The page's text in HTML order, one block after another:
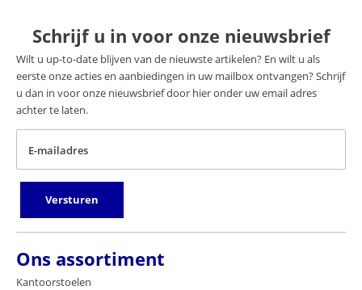
Schrijf u in voor onze nieuwsbrief
Wilt u up-to-date blijven van de nieuwste artikelen? En wilt u als
eerste onze acties en aanbiedingen in uw mailbox ontvangen? Schrijf
u dan in voor onze nieuwsbrief door hier onder uw email adres
achter te laten.
E-mailadres
Versturen
Ons assortiment
Kantoorstoelen